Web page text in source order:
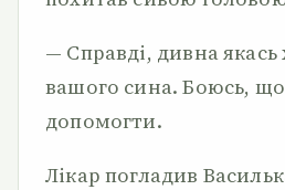
— Справді, дивна якась
вашого сина. Боюсь,
допомогти.
Лікар погладив